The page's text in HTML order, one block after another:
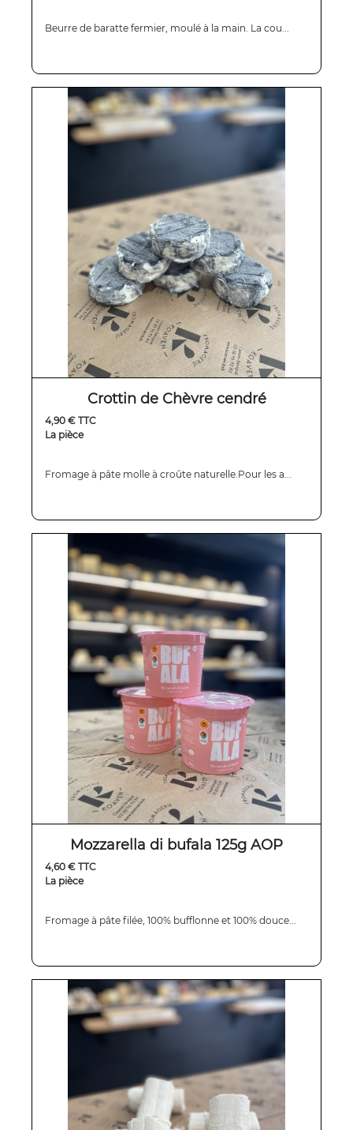
Beurre de baratte fermier, moulé à la main. La cou...
Crottin de Chèvre cendré
4,90 € TTC
La pièce
Fromage à pâte molle à croûte naturelle.Pour les a...
Mozzarella di bufala 125g AOP
4,60 € TTC
La pièce
Fromage à pâte filée, 100% bufflonne et 100% douce...